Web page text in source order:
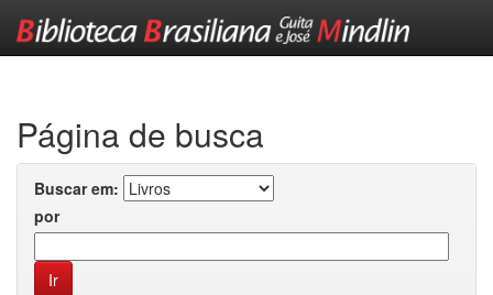
Página de busca
Buscar em:
por